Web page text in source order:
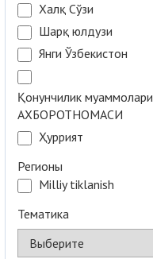
Халқ Сўзи
Шарқ юлдузи
Янги Ўзбекистон
Қонунчилик муаммолари
АХБОРОТНОМАСИ
Ҳуррият
Регионы
Milliy tiklanish
Тематика